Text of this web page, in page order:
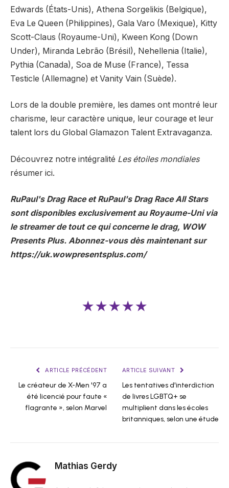
Edwards (États-Unis), Athena Sorgelikis (Belgique),
Eva Le Queen (Philippines), Gala Varo (Mexique), Kitty
Scott-Claus (Royaume-Uni), Kween Kong (Down
Under), Miranda Lebrão (Brésil), Nehellenia (Italie),
Pythia (Canada), Soa de Muse (France), Tessa
Testicle (Allemagne) et Vanity Vain (Suède).
Lors de la double première, les dames ont montré leur
charisme, leur caractère unique, leur courage et leur
talent lors du Global Glamazon Talent Extravaganza.
Découvrez notre intégralité Les étoiles mondiales
résumer ici.
RuPaul's Drag Race et RuPaul's Drag Race All Stars
sont disponibles exclusivement au Royaume-Uni via
le streamer de tout ce qui concerne le drag, WOW
Presents Plus. Abonnez-vous dès maintenant sur
https://uk.wowpresentsplus.com/
★★★★★
ARTICLE PRÉCÉDENT
Le créateur de X-Men '97 a
été licencié pour faute «
flagrante », selon Marvel
ARTICLE SUIVANT
Les tentatives d'interdiction
de livres LGBTQ+ se
multiplient dans les écoles
britanniques, selon une étude
Mathias Gerdy